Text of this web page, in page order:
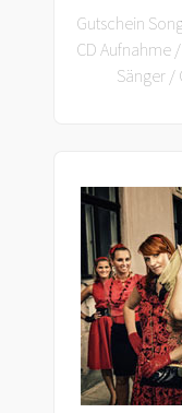
Gutschein
CD Aufnahme
Sänger /